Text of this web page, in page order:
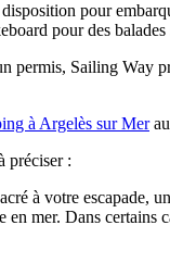
pour
pour des balades
permis, Sailing
à Argelès sur Mer
préciser :
à votre escapade,
mer. Dans